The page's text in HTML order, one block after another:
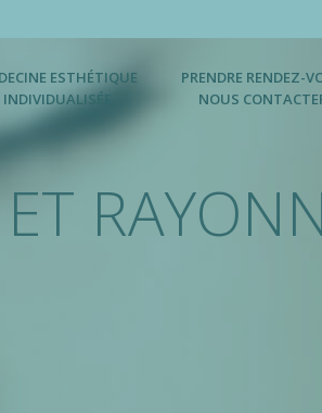
ESTHÉTIQUE
INDIVIDUALISÉE
PRENDRE RENDEZ-
NOUS